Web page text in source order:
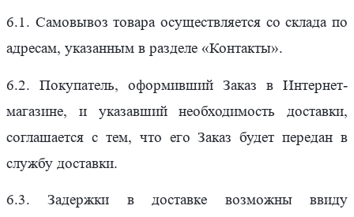
6.1. Самовывоз товара осуществляется со склада по
адресам, указанным в разделе «Контакты».
6.2. Покупатель, оформивший Заказ в Интернет-
магазине, и указавший необходимость доставки,
соглашается с тем, что его Заказ будет передан в
службу доставки.
6.3. Задержки в доставке возможны ввиду